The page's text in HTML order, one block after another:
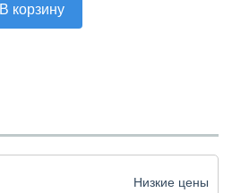
В корзину
Низкие цены